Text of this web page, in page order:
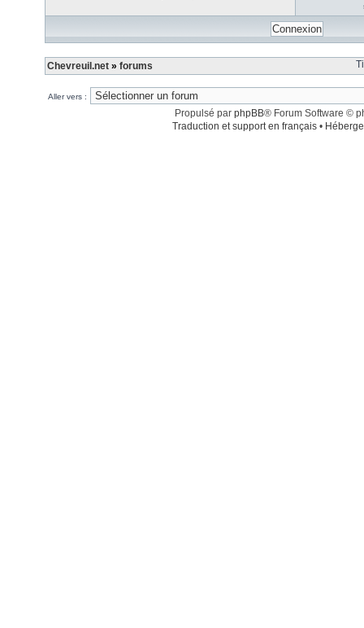
Chevreuil.net » forums
Aller vers :
Propulsé par phpBB® Forum Software ©
Traduction et support en français •